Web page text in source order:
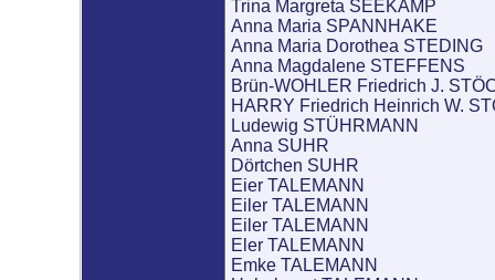
Trina Margreta SEEKAMP
Anna Maria SPANNHAKE
Anna Maria Dorothea STEDING
Anna Magdalene STEFFENS
Brün-WOHLER Friedrich J.
HARRY Friedrich Heinrich W.
Ludewig STÜHRMANN
Anna SUHR
Dörtchen SUHR
Eier TALEMANN
Eiler TALEMANN
Eiler TALEMANN
Eler TALEMANN
Emke TALEMANN